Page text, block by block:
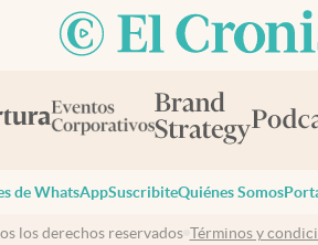
de WhatsAppSuscribiteQuiénes Somos
los derechos reservados Términos y